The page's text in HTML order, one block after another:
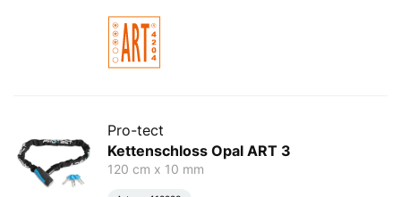
Pro-tect
Kettenschloss Opal ART 3
120 cm x 10 mm